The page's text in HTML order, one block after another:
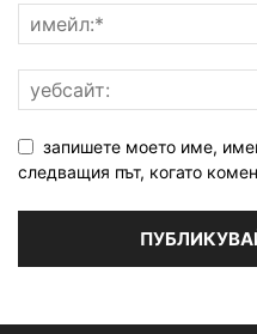
запишете моето име,
следващия път, когато